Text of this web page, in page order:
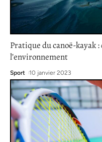
Pratique du canoë-kayak
l’environnement
Sport 10 janvier 2023